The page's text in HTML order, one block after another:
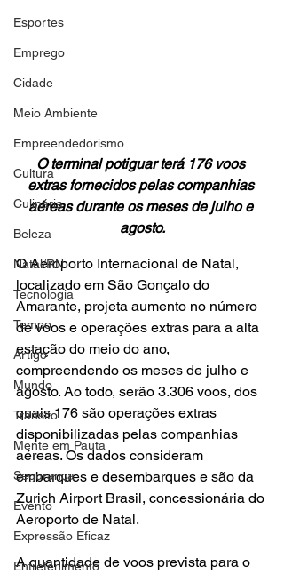
Esportes
Emprego
Cidade
Meio Ambiente
Empreendedorismo
Cultura
Culinária
Beleza
Natal/RN
Tecnologia
Tempo
Artigo
Mundo
Trânsito
Mente em Pauta
Segurança
Evento
Expressão Eficaz
Entretenimento
O terminal potiguar terá 176 voos
extras fornecidos pelas companhias
aéreas durante os meses de julho e
agosto.
O Aeroporto Internacional de Natal,
localizado em São Gonçalo do
Amarante, projeta aumento no número
de voos e operações extras para a alta
estação do meio do ano,
compreendendo os meses de julho e
agosto. Ao todo, serão 3.306 voos, dos
quais 176 são operações extras
disponibilizadas pelas companhias
aéreas. Os dados consideram
embarques e desembarques e são da
Zurich Airport Brasil, concessionária do
Aeroporto de Natal.
A quantidade de voos prevista para o